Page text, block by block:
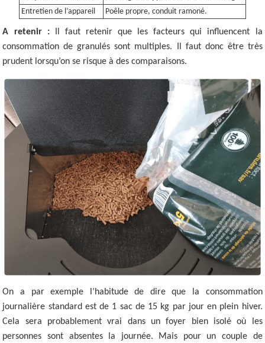
Entretien de l’appareil
Poêle propre, conduit ramoné.
A retenir :Il faut retenir que les facteurs qui influencent la
consommation de granulés sont multiples. Il faut donc être très
prudent lorsqu’on se risque à des comparaisons.
On a par exemple l’habitude de dire que la consommation
journalière standard est de 1 sac de 15 kg par jour en plein hiver.
Cela sera probablement vrai dans un foyer bien isolé où les
personnes sont absentes la journée. Mais pour un couple de